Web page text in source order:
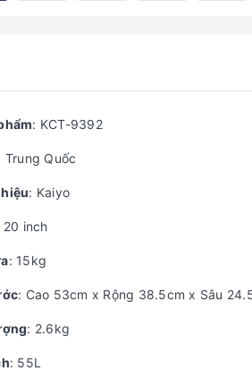
: KCT-9392
Trung Quốc
: Kaiyo
20 inch
: 15kg
: Cao 53cm x Rộng 38.5cm x Sâu
: 2.6kg
: 55L